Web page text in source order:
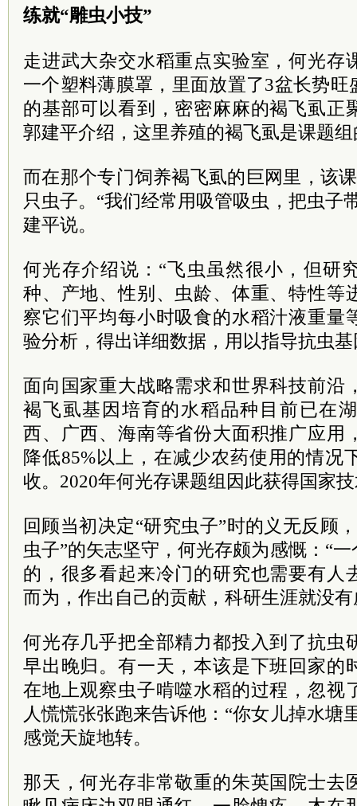
练就“雕虫小技”
走进武大杂交水稻重点实验室，何光存
一个塑料薄膜罩，里面放置了3盆长势
的基部可以看到，密密麻麻的褐飞虱正
郭建平介绍，这里养殖的褐飞虱是课题
而在那个专门饲养褐飞虱的巨网里，该
只虫子。“我们经常用吸管吸虫，把虫子
建平说。
何光存介绍说：“飞虫虽然很小，但研
种、产地、性别、虫龄、体重、特性等
察它们平均每小时吸食的水稻汁液重量
验分析，得出详细数据，用以指导抗虫基
面向国家重大战略需求和世界科技前沿
褐飞虱基因培育的水稻品种目前已在
西、广西、海南等省份大面积推广应用
降低85%以上，在减少农药使用的情况
收。2020年何光存课题组因此获得国家
回顾当初决定“研究虫子”时的义无反顾
虫子”的矢志坚守，何光存颇为感慨：“
的，很多看起来冷门的研究也需要有人
而为，作出自己的贡献，科研生涯就没有
何光存几乎把全部精力都投入到了抗虫
早出晚归。有一天，本该是下班回家的
在地上观察虫子啃噬水稻的过程，忽视
人慌慌张张跑来告诉他：“你女儿掉水塘
感觉天旋地转。
那天，何光存非常敬重的朱英国院士去